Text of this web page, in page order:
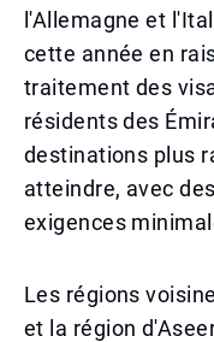
l'Allemagne et
cette année en
traitement des
résidents des
destinations plus
atteindre, avec
exigences
Les régions
et la région